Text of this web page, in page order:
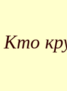
Кто